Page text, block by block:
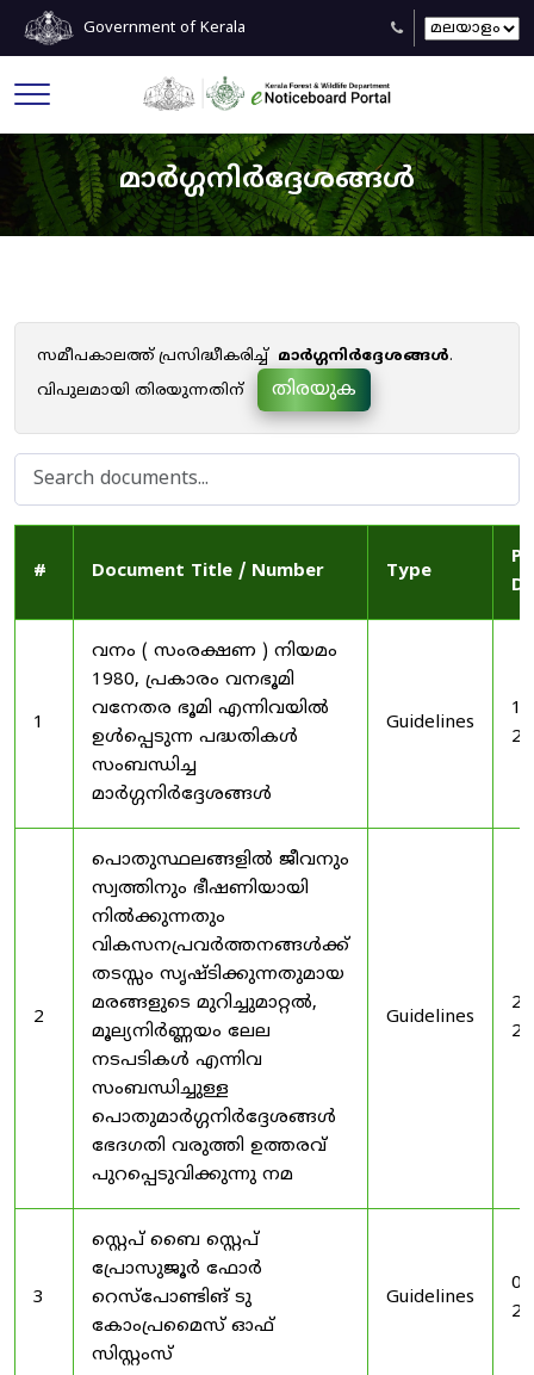
Government of Kerala
മാർഗ്ഗനിർദ്ദേശങ്ങൾ
സമീപകാലത്ത് പ്രസിദ്ധീകരിച്ച് മാർഗ്ഗനിർദ്ദേശങ്ങൾ.
വിപുലമായി തിരയുന്നതിന്
തിരയുക
# Document Title / Number Type
1
വനം ( സംരക്ഷണ ) നിയമം
1980, പ്രകാരം വനഭൂമി
വനേതര ഭൂമി എന്നിവയിൽ
ഉൾപ്പെടുന്ന പദ്ധതികൾ
സംബന്ധിച്ച
മാർഗ്ഗനിർദ്ദേശങ്ങൾ
Guidelines
2
പൊതുസ്ഥലങ്ങളിൽ ജീവനും
സ്വത്തിനും ഭീഷണിയായി
നിൽക്കുന്നതും
വികസനപ്രവർത്തനങ്ങൾക്ക്
തടസ്സം സൃഷ്ടിക്കുന്നതുമായ
മരങ്ങളുടെ മുറിച്ചുമാറ്റൽ,
മൂല്യനിർണ്ണയം ലേല
നടപടികൾ എന്നിവ
സംബന്ധിച്ചുള്ള
പൊതുമാർഗ്ഗനിർദ്ദേശങ്ങൾ
ഭേദഗതി വരുത്തി ഉത്തരവ്
പുറപ്പെടുവിക്കുന്നു നമ
Guidelines
3
സ്റ്റെപ് ബൈ സ്റ്റെപ്
പ്രോസുജൂർ ഫോർ
റെസ്‌പോണ്ടിങ് ടു
കോംപ്രമൈസ് ഓഫ്
സിസ്റ്റംസ്
Guidelines